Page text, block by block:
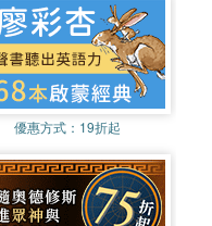
優惠方式： 19折起